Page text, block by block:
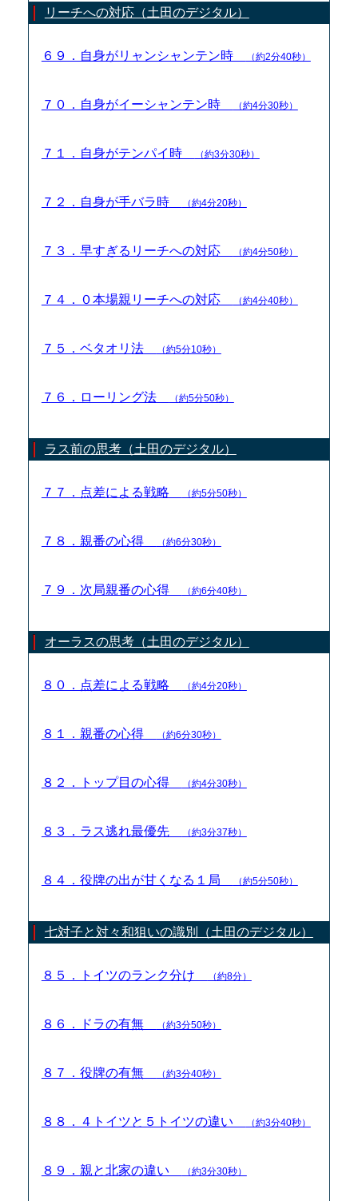
リーチへの対応（土田のデジタル）
６９．自身がリャンシャンテン時 （約2分40秒）
７０．自身がイーシャンテン時 （約4分30秒）
７１．自身がテンパイ時 （約3分30秒）
７２．自身が手バラ時 （約4分20秒）
７３．早すぎるリーチへの対応 （約4分50秒）
７４．０本場親リーチへの対応 （約4分40秒）
７５．ベタオリ法 （約5分10秒）
７６．ローリング法 （約5分50秒）
ラス前の思考（土田のデジタル）
７７．点差による戦略 （約5分50秒）
７８．親番の心得 （約6分30秒）
７９．次局親番の心得 （約6分40秒）
オーラスの思考（土田のデジタル）
８０．点差による戦略 （約4分20秒）
８１．親番の心得 （約6分30秒）
８２．トップ目の心得 （約4分30秒）
８３．ラス逃れ最優先 （約3分37秒）
８４．役牌の出が甘くなる１局 （約5分50秒）
七対子と対々和狙いの識別（土田のデジタル）
８５．トイツのランク分け （約8分）
８６．ドラの有無 （約3分50秒）
８７．役牌の有無 （約3分40秒）
８８．４トイツと５トイツの違い （約3分40秒）
８９．親と北家の違い （約3分30秒）